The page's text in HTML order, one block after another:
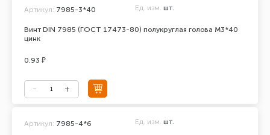
Винт DIN 7985 (ГОСТ 17473-80) полукруглая голова М3*40
цинк
Артикул: 7985-3*40 Ед. изм. шт.
0.93 ₽
Артикул: 7985-4*6 Ед. изм. шт.